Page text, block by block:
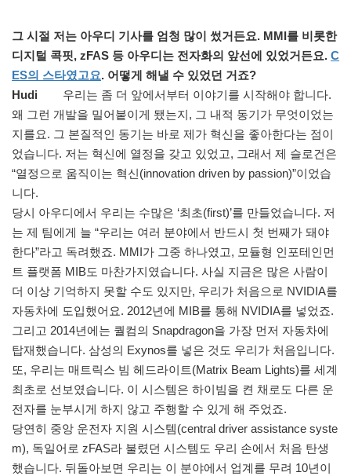
그 시절 저는 아우디 기사를 엄청 많이 썼거든요. MMI를 비롯한
디지털 콕핏, zFAS 등 아우디는 전자화의 앞선에 있었거든요. C
ES의 스타였고요. 어떻게 해낼 수 있었던 거죠?
Hudi
우리는 좀 더 앞에서부터 이야기를 시작해야 합니다.
왜 그런 개발을 밀어붙이게 됐는지, 그 내적 동기가 무엇이었는
지를요. 그 본질적인 동기는 바로 제가 혁신을 좋아한다는 점이
었습니다. 저는 혁신에 열정을 갖고 있었고, 그래서 제 슬로건은
“열정으로 움직이는 혁신(innovation driven by passion)”이었습
니다.
당시 아우디에서 우리는 수많은 ‘최초(first)’를 만들었습니다. 저
는 제 팀에게 늘 “우리는 여러 분야에서 반드시 첫 번째가 돼야
한다”라고 독려했죠. MMI가 그중 하나였고, 모듈형 인포테인먼
트 플랫폼 MIB도 마찬가지였습니다. 사실 지금은 많은 사람이
더 이상 기억하지 못할 수도 있지만, 우리가 처음으로 NVIDIA를
자동차에 도입했어요. 2012년에 MIB를 통해 NVIDIA를 넣었죠.
그리고 2014년에는 퀄컴의 Snapdragon을 가장 먼저 자동차에
탑재했습니다. 삼성의 Exynos를 넣은 것도 우리가 처음입니다.
또, 우리는 매트릭스 빔 헤드라이트(Matrix Beam Lights)를 세계
최초로 선보였습니다. 이 시스템은 하이빔을 켠 채로도 다른 운
전자를 눈부시게 하지 않고 주행할 수 있게 해 주었죠.
당연히 중앙 운전자 지원 시스템(central driver assistance syste
m), 독일어로 zFAS라 불렸던 시스템도 우리 손에서 처음 탄생
했습니다. 뒤돌아보면 우리는 이 분야에서 업계를 무려 10년이